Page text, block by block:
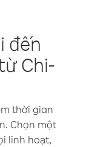
đến
Chi-
thời gian
Chọn một
linh hoạt,